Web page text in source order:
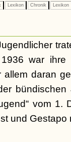
Lexikon Chronik Lexikon
war ihre
daran
vom 1.
und Gestapo